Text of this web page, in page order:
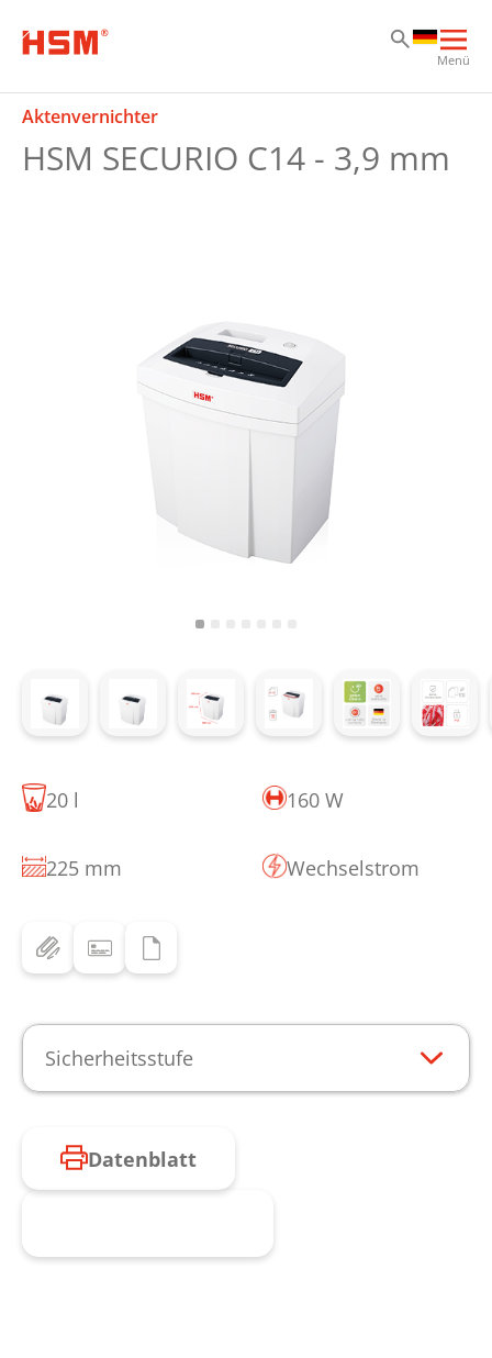
Menü
Aktenvernichter
HSM SECURIO C14 - 3,9 mm
20 l 160 W
225 mm Wechselstrom
Sicherheitsstufe
Datenblatt